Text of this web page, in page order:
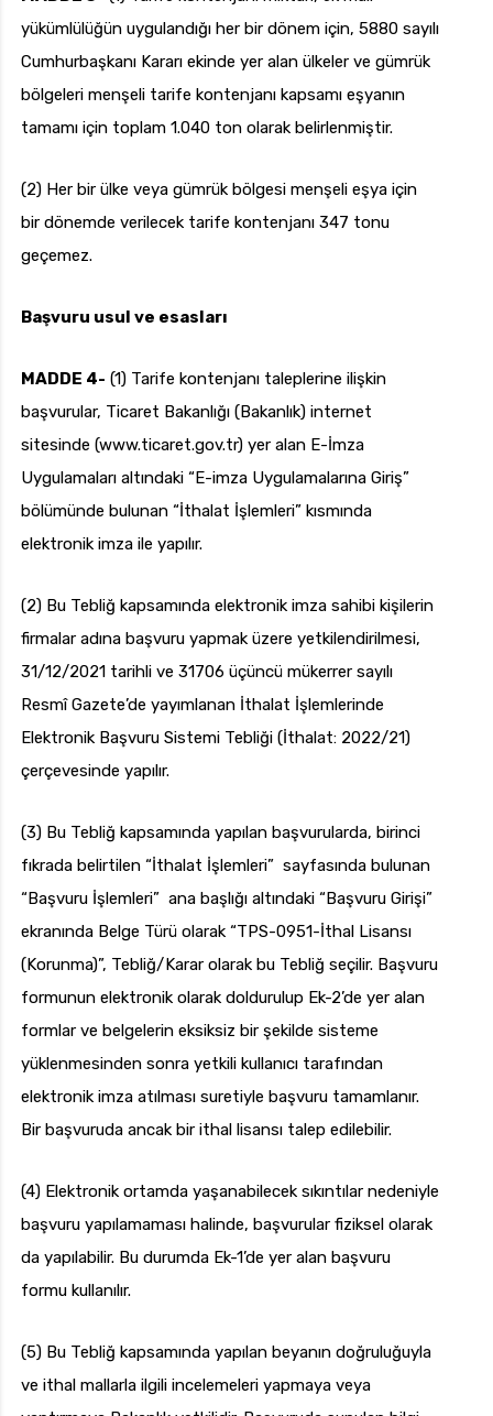
yükümlülüğün uygulandığı her bir dönem için, 5880 sayılı
Cumhurbaşkanı Kararı ekinde yer alan ülkeler ve gümrük
bölgeleri menşeli tarife kontenjanı kapsamı eşyanın
tamamı için toplam 1.040 ton olarak belirlenmiştir.
(2) Her bir ülke veya gümrük bölgesi menşeli eşya için
bir dönemde verilecek tarife kontenjanı 347 tonu
geçemez.
Başvuru usul ve esasları
MADDE 4- (1) Tarife kontenjanı taleplerine ilişkin
başvurular, Ticaret Bakanlığı (Bakanlık) internet
sitesinde (www.ticaret.gov.tr) yer alan E-İmza
Uygulamaları altındaki “E-imza Uygulamalarına Giriş”
bölümünde bulunan “İthalat İşlemleri” kısmında
elektronik imza ile yapılır.
(2) Bu Tebliğ kapsamında elektronik imza sahibi kişilerin
firmalar adına başvuru yapmak üzere yetkilendirilmesi,
31/12/2021 tarihli ve 31706 üçüncü mükerrer sayılı
Resmî Gazete’de yayımlanan İthalat İşlemlerinde
Elektronik Başvuru Sistemi Tebliği (İthalat: 2022/21)
çerçevesinde yapılır.
(3) Bu Tebliğ kapsamında yapılan başvurularda, birinci
fıkrada belirtilen “İthalat İşlemleri” sayfasında bulunan
“Başvuru İşlemleri” ana başlığı altındaki “Başvuru Girişi”
ekranında Belge Türü olarak “TPS-0951-İthal Lisansı
(Korunma)”, Tebliğ/Karar olarak bu Tebliğ seçilir. Başvuru
formunun elektronik olarak doldurulup Ek-2’de yer alan
formlar ve belgelerin eksiksiz bir şekilde sisteme
yüklenmesinden sonra yetkili kullanıcı tarafından
elektronik imza atılması suretiyle başvuru tamamlanır.
Bir başvuruda ancak bir ithal lisansı talep edilebilir.
(4) Elektronik ortamda yaşanabilecek sıkıntılar nedeniyle
başvuru yapılamaması halinde, başvurular fiziksel olarak
da yapılabilir. Bu durumda Ek-1’de yer alan başvuru
formu kullanılır.
(5) Bu Tebliğ kapsamında yapılan beyanın doğruluğuyla
ve ithal mallarla ilgili incelemeleri yapmaya veya